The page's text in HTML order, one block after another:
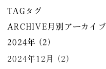
TAGタグ
ARCHIVE 月別アーカイブ
2024年 (2)
2024年12月 (2)